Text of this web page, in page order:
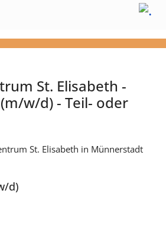
St. Elisabeth -
w/d) - Teil- oder
St. Elisabeth in Münnerstadt
d)